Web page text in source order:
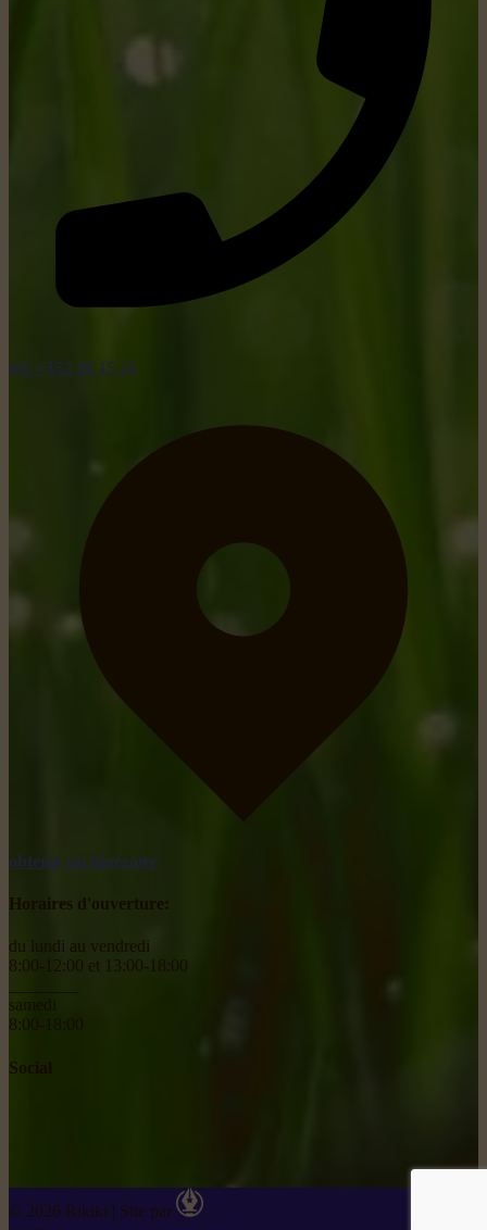
tel: +352 26 15 26
obtenir un itinéraire
Horaires d'ouverture:
du lundi au vendredi
8:00-12:00 et 13:00-18:00
samedi
8:00-18:00
Social
© 2026 Rikiki | Site par